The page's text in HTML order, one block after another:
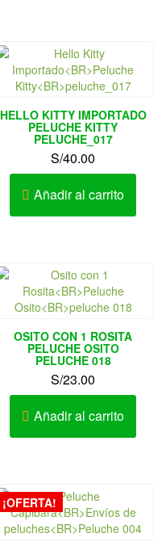
HELLO KITTY IMPORTADO
PELUCHE KITTY
PELUCHE_017
S/40.00
Añadir al carrito
OSITO CON 1 ROSITA
PELUCHE OSITO
PELUCHE 018
S/23.00
Añadir al carrito
¡OFERTA!